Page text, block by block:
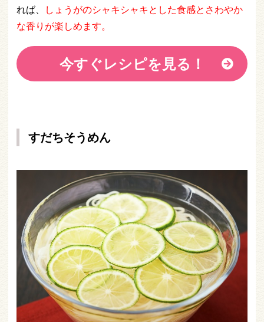
れば、
しょうがのシャキシャキとした食感とさわやか
な香りが楽しめます。
今すぐレシピを見る！
すだちそうめん